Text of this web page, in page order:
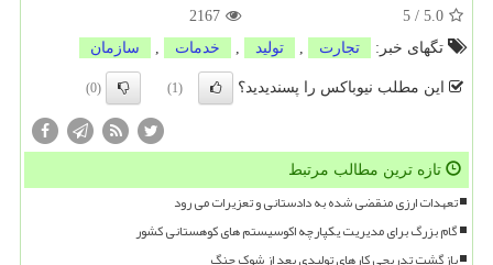
5.0
/
5
2167
تگهای خبر:
تجارت تولید خدمات سازمان
این مطلب نیوباکس را پسندیدید؟ (1)
(0)
تازه ترین مطالب مرتبط
تعهدات ارزی منقضی شده به دادستانی و تعزیرات می رود
گام بزرگ برای مدیریت یکپارچه اکوسیستم های کوهستانی کشور
بازگشت تدریجی کارهای تولیدی بعد از شوک جنگ